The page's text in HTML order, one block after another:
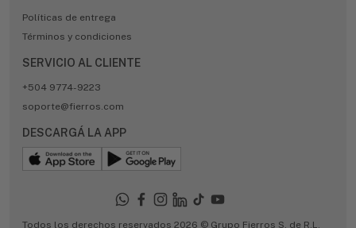
Políticas de entrega
Términos y condiciones
SERVICIO AL CLIENTE
+504 9774-9223
soporte@fierros.com
DESCARGÁ LA APP
Todos los derechos reservados 2026 © Grupo Fierros S. de R.L.